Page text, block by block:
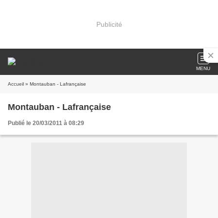
Publicité
MENU
Accueil » Montauban - Lafrançaise
Montauban - Lafrançaise
Publié le 20/03/2011 à 08:29